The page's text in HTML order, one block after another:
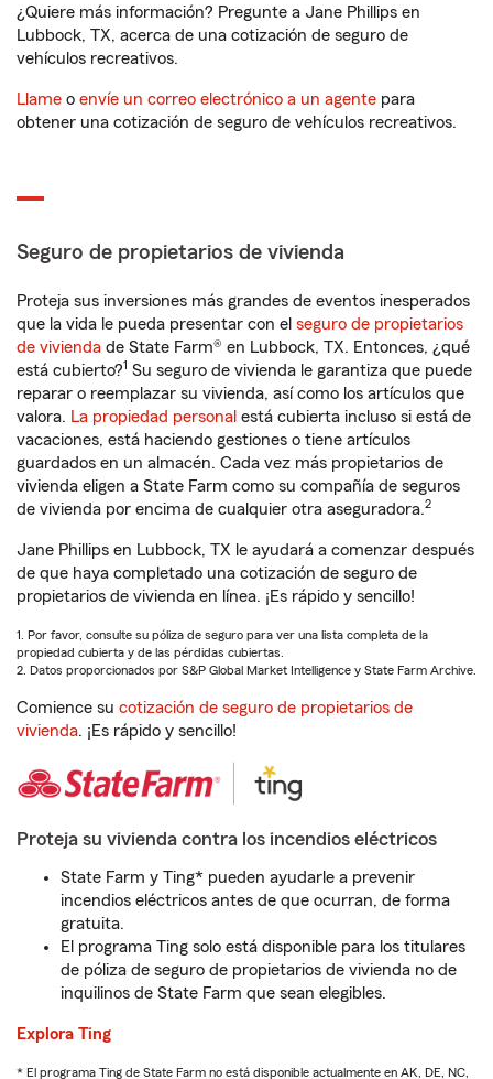
¿Quiere más información? Pregunte a Jane Phillips en
Lubbock, TX, acerca de una cotización de seguro de
vehículos recreativos.
Llame o envíe un correo electrónico a un agente para
obtener una cotización de seguro de vehículos recreativos.
Seguro de propietarios de vivienda
Proteja sus inversiones más grandes de eventos inesperados
que la vida le pueda presentar con el seguro de propietarios
de vivienda de State Farm® en Lubbock, TX. Entonces, ¿qué
está cubierto?1 Su seguro de vivienda le garantiza que puede
reparar o reemplazar su vivienda, así como los artículos que
valora. La propiedad personal está cubierta incluso si está de
vacaciones, está haciendo gestiones o tiene artículos
guardados en un almacén. Cada vez más propietarios de
vivienda eligen a State Farm como su compañía de seguros
de vivienda por encima de cualquier otra aseguradora.2
Jane Phillips en Lubbock, TX le ayudará a comenzar después
de que haya completado una cotización de seguro de
propietarios de vivienda en línea. ¡Es rápido y sencillo!
1. Por favor, consulte su póliza de seguro para ver una lista completa de la
propiedad cubierta y de las pérdidas cubiertas.
2. Datos proporcionados por S&P Global Market Intelligence y State Farm Archive.
Comience su cotización de seguro de propietarios de
vivienda. ¡Es rápido y sencillo!
Proteja su vivienda contra los incendios eléctricos
State Farm y Ting* pueden ayudarle a prevenir
incendios eléctricos antes de que ocurran, de forma
gratuita.
El programa Ting solo está disponible para los titulares
de póliza de seguro de propietarios de vivienda no de
inquilinos de State Farm que sean elegibles.
Explora Ting
* El programa Ting de State Farm no está disponible actualmente en AK, DE, NC,